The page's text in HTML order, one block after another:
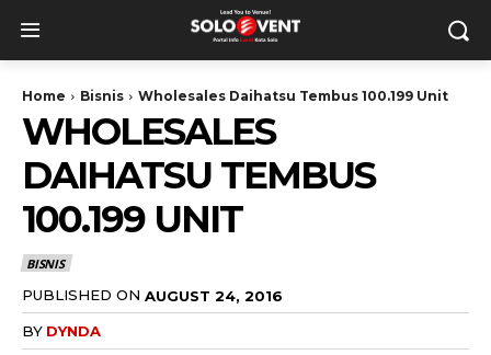
Home Bisnis Wholesales Daihatsu Tembus 100.199 Unit
WHOLESALES
DAIHATSU TEMBUS
100.199 UNIT
BISNIS
PUBLISHED ON AUGUST 24, 2016
BY DYNDA